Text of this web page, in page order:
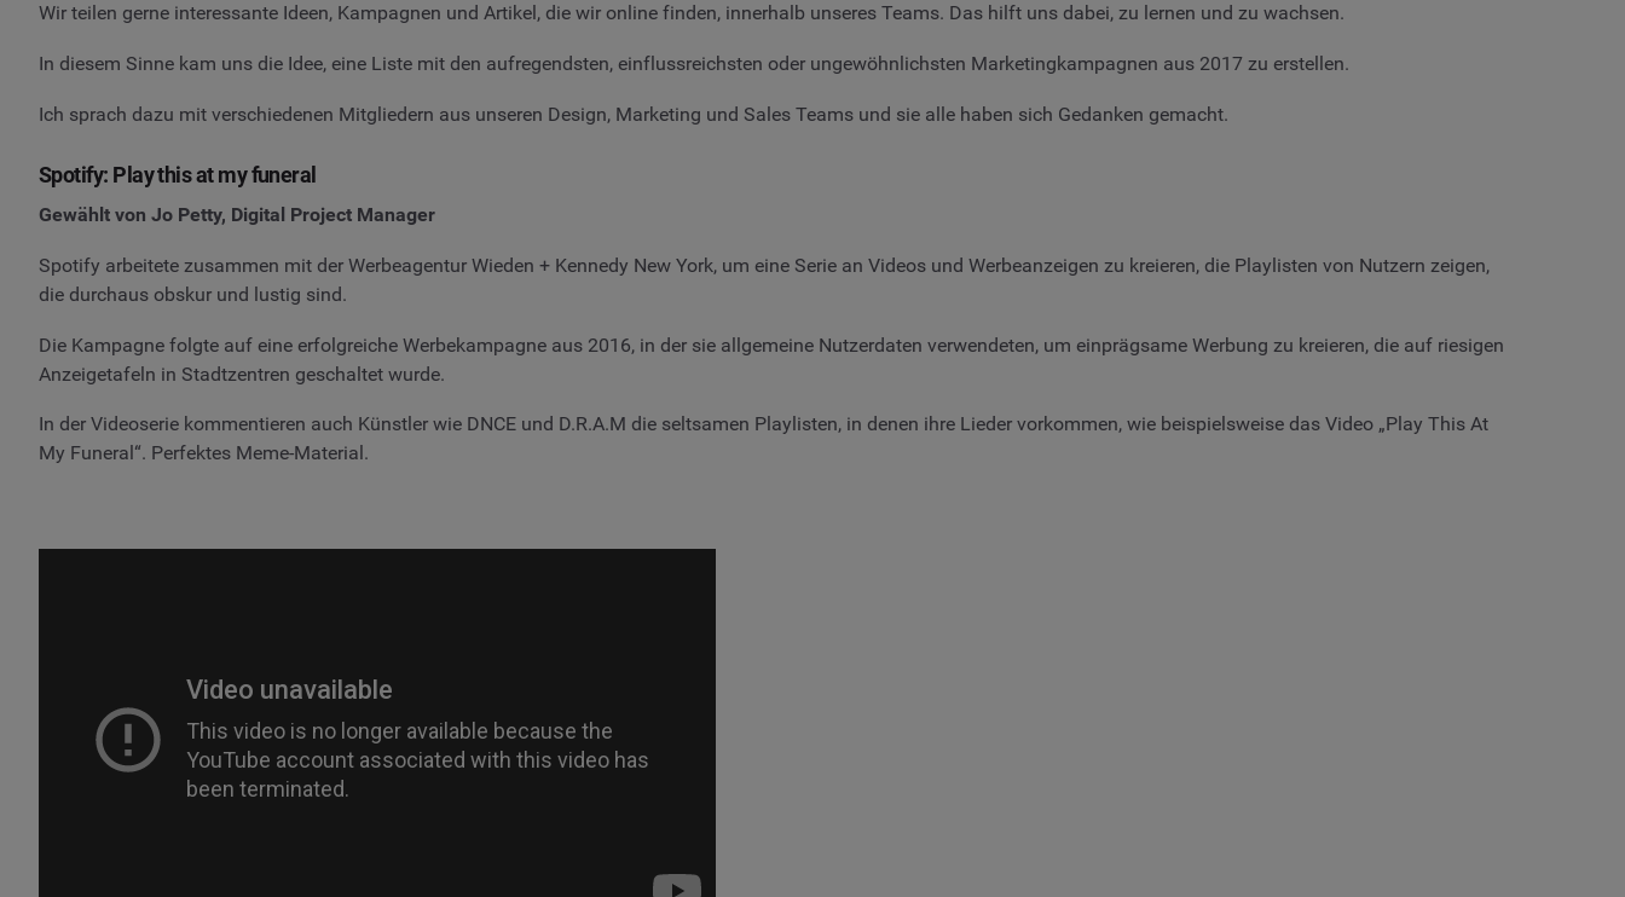
Wir teilen gerne interessante Ideen, Kampagnen und Artikel, die wir online finden, innerhalb unseres Teams. Das hilft uns dabei, zu lernen und zu wachsen.
In diesem Sinne kam uns die Idee, eine Liste mit den aufregendsten, einflussreichsten oder ungewöhnlichsten Marketingkampagnen aus 2017 zu erstellen.
Ich sprach dazu mit verschiedenen Mitgliedern aus unseren Design, Marketing und Sales Teams und sie alle haben sich Gedanken gemacht.
Spotify: Play this at my funeral
Gewählt von Jo Petty, Digital Project Manager
Spotify arbeitete zusammen mit der Werbeagentur Wieden + Kennedy New York, um eine Serie an Videos und Werbeanzeigen zu kreieren, die Playlisten von Nutzern zeigen,
die durchaus obskur und lustig sind.
Die Kampagne folgte auf eine erfolgreiche Werbekampagne aus 2016, in der sie allgemeine Nutzerdaten verwendeten, um einprägsame Werbung zu kreieren, die auf riesigen
Anzeigetafeln in Stadtzentren geschaltet wurde.
In der Videoserie kommentieren auch Künstler wie DNCE und D.R.A.M die seltsamen Playlisten, in denen ihre Lieder vorkommen, wie beispielsweise das Video „Play This At
My Funeral“. Perfektes Meme-Material.